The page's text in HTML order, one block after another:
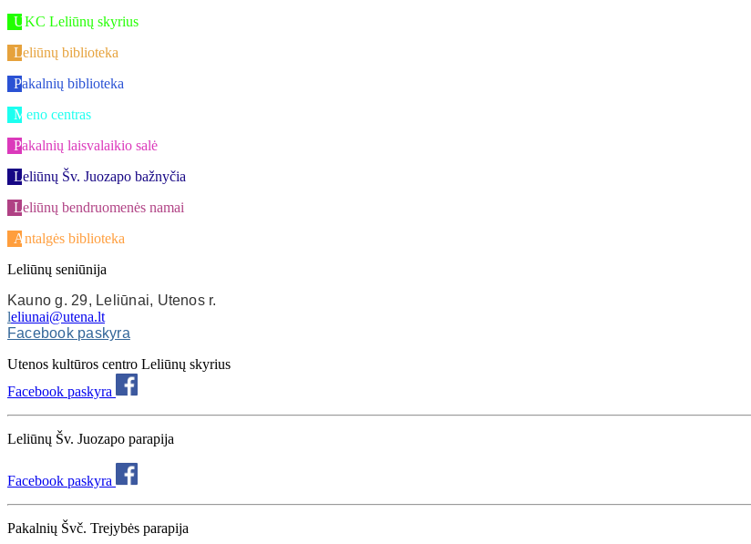
UKC Leliūnų skyrius
Leliūnų biblioteka
Pakalnių biblioteka
Meno centras
Pakalnių laisvalaikio salė
Leliūnų Šv. Juozapo bažnyčia
Leliūnų bendruomenės namai
Antalgės biblioteka
Leliūnų seniūnija
Kauno g. 29, Leliūnai, Utenos r.
leliunai@utena.lt
Facebook paskyra
Utenos kultūros centro Leliūnų skyrius
Facebook paskyra
Leliūnų Šv. Juozapo parapija
Facebook paskyra
Pakalnių Švč. Trejybės parapija